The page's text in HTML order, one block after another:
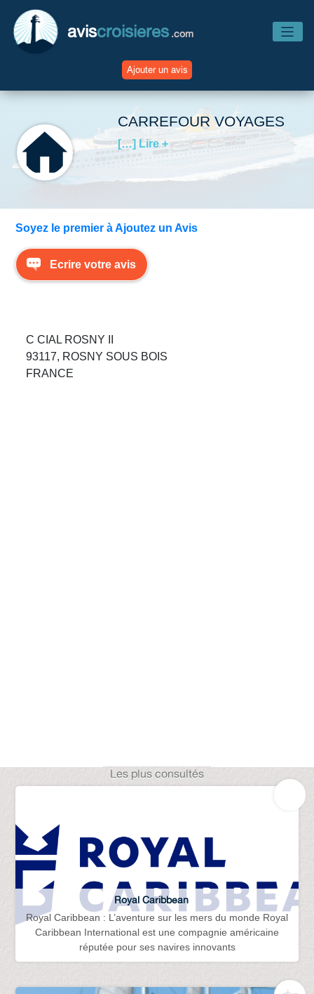
aviscroisieres .com
Ajouter un avis
Accueil
Avis Compagnies
Avis Escales
Blog
CARREFOUR VOYAGES
[…] Lire +
Soyez le premier à Ajoutez un Avis
Ecrire votre avis
C CIAL ROSNY II
93117, ROSNY SOUS BOIS
FRANCE
Les plus consultés
Royal Caribbean
Royal Caribbean : L’aventure sur les mers du monde Royal
Caribbean International est une compagnie américaine
réputée pour ses navires innovants